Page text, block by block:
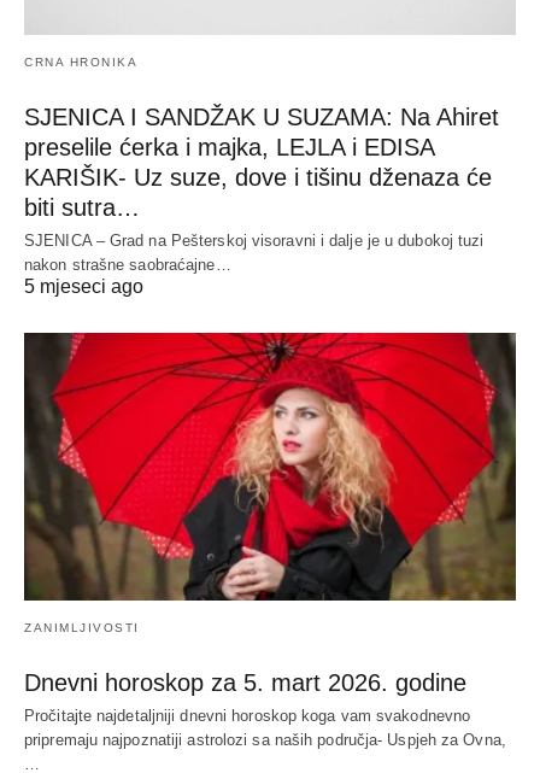
CRNA HRONIKA
SJENICA I SANDŽAK U SUZAMA: Na Ahiret
preselile ćerka i majka, LEJLA i EDISA
KARIŠIK- Uz suze, dove i tišinu dženaza će
biti sutra…
SJENICA – Grad na Pešterskoj visoravni i dalje je u dubokoj tuzi
nakon strašne saobraćajne…
5 mjeseci ago
ZANIMLJIVOSTI
Dnevni horoskop za 5. mart 2026. godine
Pročitajte najdetaljniji dnevni horoskop koga vam svakodnevno
pripremaju najpoznatiji astrolozi sa naših područja- Uspjeh za Ovna,